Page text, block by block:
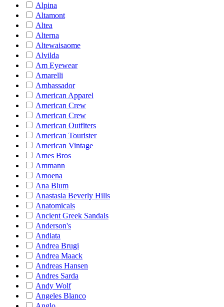
Alpina
Altamont
Altea
Alterna
Altewaisaome
Alvilda
Am Eyewear
Amarelli
Ambassador
American Apparel
American Crew
American Crew
American Outfiters
American Tourister
American Vintage
Ames Bros
Ammann
Amoena
Ana Blum
Anastasia Beverly Hills
Anatomicals
Ancient Greek Sandals
Anderson's
Andiata
Andrea Brugi
Andrea Maack
Andreas Hansen
Andres Sarda
Andy Wolf
Angeles Blanco